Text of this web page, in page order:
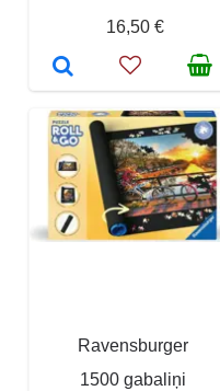
16,50 €
Ravensburger
1500 gabaliņi